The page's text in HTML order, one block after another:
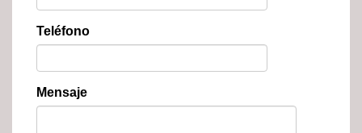
Teléfono
Mensaje